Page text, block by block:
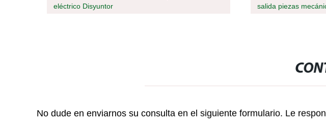
eléctrico Disyuntor
salida piezas
No dude en enviarnos su consulta en el siguiente formulario. Le